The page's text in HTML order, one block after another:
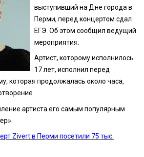
выступивший на Дне города в
Перми, перед концертом сдал
ЕГЭ. Об этом сообщил ведущий
мероприятия.
Артист, которому исполнилось
17 лет, исполнил перед
которая продолжалась около часа,
артиста его самым популярным
Zivert в Перми посетили 75 тыс.